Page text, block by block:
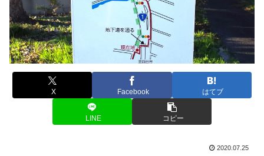
X Facebook はてブ
LINE コピー
2020.07.25